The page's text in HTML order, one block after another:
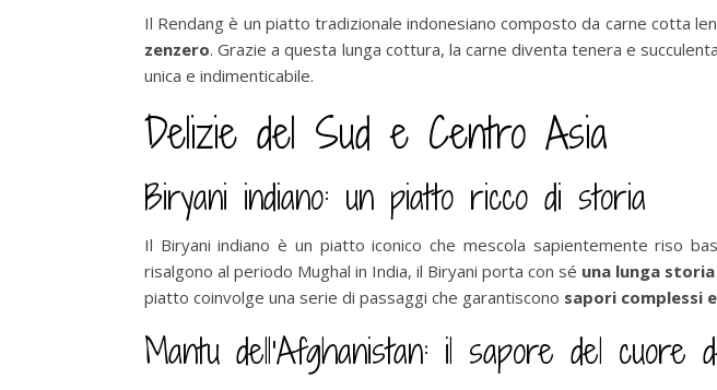
Il Rendang è un piatto tradizionale indonesiano composto da carne cotta
zenzero. Grazie a questa lunga cottura, la carne diventa tenera e
unica e indimenticabile.
Delizie del Sud e Centro Asia
Biryani indiano: un piatto ricco di storia
Il Biryani indiano è un piatto iconico che mescola sapientemente riso
risalgono al periodo Mughal in India, il Biryani porta con sé una lunga
piatto coinvolge una serie di passaggi che garantiscono sapori complessi
Mantu dell’Afghanistan: il sapore del cuore